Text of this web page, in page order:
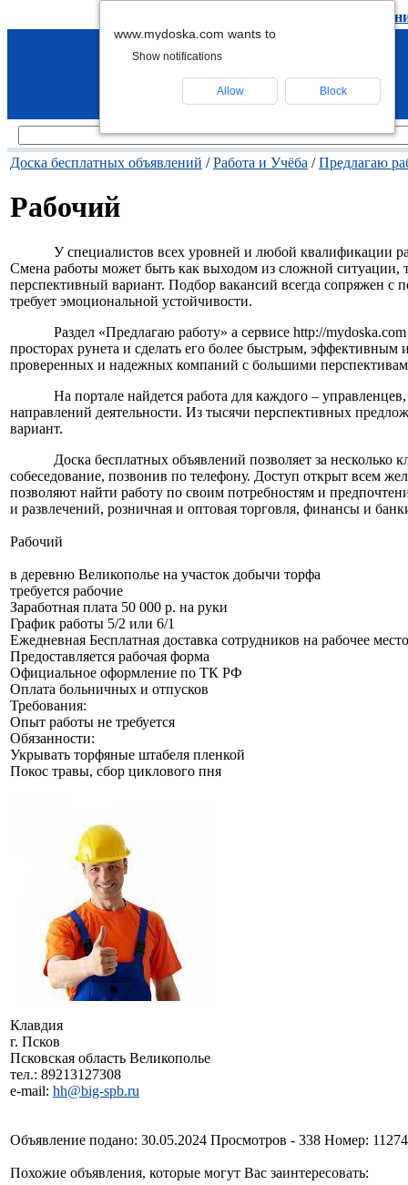
удалить
Доска бесплатных объявлений /Работа и Учёба /Предлагаю
Рабочий
У специалистов всех уровней и любой квалификации
Смена работы может быть как выходом из сложной ситуации,
перспективный вариант. Подбор вакансий всегда сопряжен с
требует эмоциональной устойчивости.
Раздел «Предлагаю работу» а сервисе http://
просторах рунета и сделать его более быстрым,
проверенных и надежных компаний с большими
На портале найдется работа для каждого –
направлений деятельности. Из тысячи перспективных
вариант.
Доска бесплатных объявлений позволяет за несколько
собеседование, позвонив по телефону. Доступ открыт всем
позволяют найти работу по своим потребностям и
и развлечений, розничная и оптовая торговля, финансы и
Рабочий
в деревню Великополье на участок добычи торфа
требуется рабочие
Заработная плата 50 000 р. на руки
График работы 5/2 или 6/1
Ежедневная Бесплатная доставка сотрудников на рабочее
Предоставляется рабочая форма
Официальное оформление по ТК РФ
Оплата больничных и отпусков
Требования:
Опыт работы не требуется
Обязанности:
Укрывать торфяные штабеля пленкой
Покос травы, сбор циклового пня
Клавдия
г. Псков
Псковская область Великополье
тел.: 89213127308
e-mail: hh@big-spb.ru
Объявление подано: 30.05.2024 Просмотров - 338 Номер:
Похожие объявления, которые могут Вас заинтересовать:
www.mydoska.com wants to
Show notifications
Allow Block